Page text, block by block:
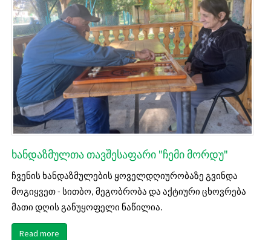
ხანდაზმულთა თავშესაფარი "ჩემი მორდუ"
ჩვენის ხანდაზმულების ყოველდღიურობაზე გვინდა
მოგიყვეთ - სითბო, მეგობრობა და აქტიური ცხოვრება
მათი დღის განუყოფელი ნაწილია.
Read more